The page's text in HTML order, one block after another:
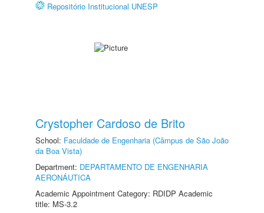
Repositório Institucional UNESP
Crystopher Cardoso de Brito
School: Faculdade de Engenharia (Câmpus de São João
da Boa Vista)
Department: DEPARTAMENTO DE ENGENHARIA
AERONÁUTICA
Academic Appointment Category: RDIDP Academic
title: MS-3.2